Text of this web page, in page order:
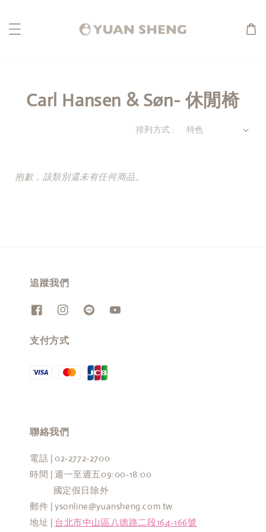
Carl Hansen & Søn- 休閒椅
排列方式 :
抱歉，該類別還未有任何商品。
追蹤我們
支付方式
聯絡我們
電話 | 02-2772-2700
時間 | 週一至週五09:00-18:00
國定假日除外
郵件 | ysonline@yuansheng.com.tw
地址 | 台北市中山區八德路二段164-166號